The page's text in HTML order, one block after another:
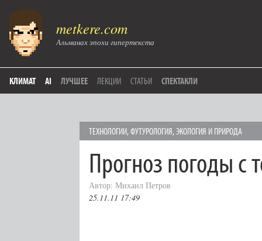
metkere.com
Альманах эпохи гипертекста
КЛИМАТ AI ЛУЧШЕЕ ЛЕКЦИИ СТАТЬИ СПЕКТАКЛИ
ТЕХНОЛОГИИ,ФУТУРОЛОГИЯ,ЭКОЛОГИЯ И ПРИРОДА
Прогноз погоды с
Автор: Михаил Петров
25.11.11 17:49